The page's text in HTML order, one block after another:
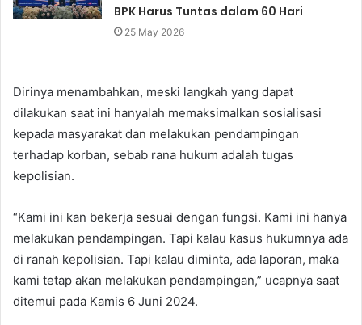
BPK Harus Tuntas dalam 60 Hari
25 May 2026
Dirinya menambahkan, meski langkah yang dapat
dilakukan saat ini hanyalah memaksimalkan sosialisasi
kepada masyarakat dan melakukan pendampingan
terhadap korban, sebab rana hukum adalah tugas
kepolisian.
“Kami ini kan bekerja sesuai dengan fungsi. Kami ini hanya
melakukan pendampingan. Tapi kalau kasus hukumnya ada
di ranah kepolisian. Tapi kalau diminta, ada laporan, maka
kami tetap akan melakukan pendampingan,” ucapnya saat
ditemui pada Kamis 6 Juni 2024.